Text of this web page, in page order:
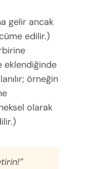
gelir ancak
edilir.)
eklendiğinde
örneğin
olarak